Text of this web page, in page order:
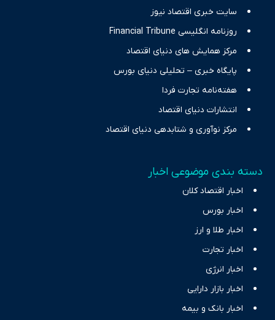
سایت خبری اقتصاد نیوز
روزنامه انگلیسی Financial Tribune
مرکز همایش های دنیای اقتصاد
پایگاه خبری – تحلیلی دنیای بورس
هفته‌نامه تجارت فردا
انتشارات دنیای اقتصاد
مرکز نوآوری و شتابدهی دنیای اقتصاد
دسته بندی موضوعی اخبار
اخبار اقتصاد کلان
اخبار بورس
اخبار طلا و ارز
اخبار تجارت
اخبار انرژی
اخبار بازار دارایی
اخبار بانک و بیمه